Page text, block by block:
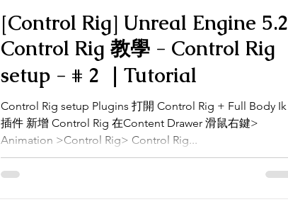
[Control Rig] Unreal Engine 5.2
Control Rig 教學 - Control Rig
setup - # 2 ｜Tutorial
Control Rig setup Plugins 打開 Control Rig + Full Body Ik
插件 新增 Control Rig 在Content Drawer 滑鼠右鍵>
Animation >Control Rig> Control Rig...